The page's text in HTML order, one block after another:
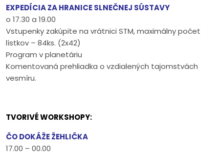
EXPEDÍCIA ZA HRANICE SLNEČNEJ SÚSTAVY
o 17.30 a 19.00
Vstupenky zakúpite na vrátnici STM, maximálny počet
lístkov – 84ks. (2x42)
Program v planetáriu
Komentovaná prehliadka o vzdialených tajomstvách
vesmíru.
TVORIVÉ WORKSHOPY:
ČO DOKÁŽE ŽEHLIČKA
17.00 – 00.00